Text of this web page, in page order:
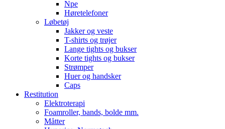
Npe
Høretelefoner
Løbetøj
Jakker og veste
T-shirts og trøjer
Lange tights og bukser
Korte tights og bukser
Strømper
Huer og handsker
Caps
Restitution
Elektroterapi
Foamroller, bands, bolde mm.
Måtter